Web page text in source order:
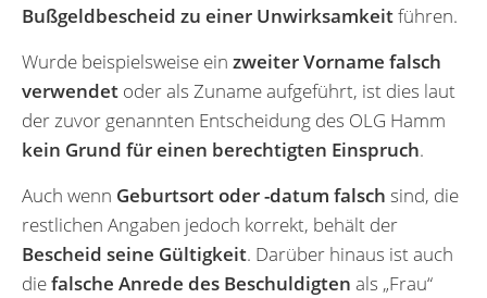
Bußgeldbescheid zu einer Unwirksamkeitführen.
Wurde beispielsweise ein zweiter Vorname falsch
verwendet oder als Zuname aufgeführt, ist dies laut
der zuvor genannten Entscheidung des OLG Hamm
kein Grund für einen berechtigten Einspruch.
Auch wenn Geburtsort oder -datum falsch sind, die
restlichen Angaben jedoch korrekt, behält der
Bescheid seine Gültigkeit. Darüber hinaus ist auch
diefalsche Anrede des Beschuldigten als „Frau“